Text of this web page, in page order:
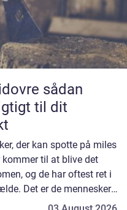
sådan
til dit
der kan spotte på miles
til at blive det
og de har oftest ret i
Det er de mennesker,
til sig, inden det er